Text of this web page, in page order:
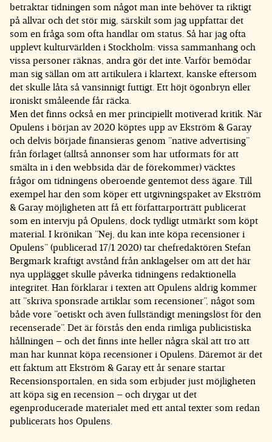
betraktar tidningen som något man inte behöver ta riktigt
på allvar och det stör mig, särskilt som jag uppfattar det
som en fråga som ofta handlar om status. Så har jag ofta
upplevt kulturvärlden i Stockholm: vissa sammanhang och
vissa personer räknas, andra gör det inte. Varför bemödar
man sig sällan om att artikulera i klartext, kanske eftersom
det skulle låta så vansinnigt futtigt. Ett höjt ögonbryn eller
ironiskt småleende får räcka.
Men det finns också en mer principiellt motiverad kritik. När
Opulens i början av 2020 köptes upp av Ekström & Garay
och delvis började finansieras genom ”native advertising”
från förlaget (alltså annonser som har utformats för att
smälta in i den webbsida där de förekommer) väcktes
frågor om tidningens oberoende gentemot dess ägare. Till
exempel har den som köper ett utgivningspaket av Ekström
& Garay möjligheten att få ett författarporträtt publicerat
som en intervju på Opulens, dock tydligt utmärkt som köpt
material. I krönikan ”Nej, du kan inte köpa recensioner i
Opulens” (publicerad 17/1 2020) tar chefredaktören Stefan
Bergmark kraftigt avstånd från anklagelser om att det här
nya upplägget skulle påverka tidningens redaktionella
integritet. Han förklarar i texten att Opulens aldrig kommer
att ”skriva sponsrade artiklar som recensioner”, något som
både vore ”oetiskt och även fullständigt meningslöst för den
recenserade”. Det är förstås den enda rimliga publicistiska
hållningen – och det finns inte heller några skäl att tro att
man har kunnat köpa recensioner i Opulens. Däremot är det
ett faktum att Ekström & Garay ett år senare startar
Recensionsportalen, en sida som erbjuder just möjligheten
att köpa sig en recension – och drygar ut det
egenproducerade materialet med ett antal texter som redan
publicerats hos Opulens.